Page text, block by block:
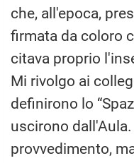
che, all'epoca,
firmata da coloro
citava proprio
Mi rivolgo ai
definirono lo
uscirono
provvedimento,